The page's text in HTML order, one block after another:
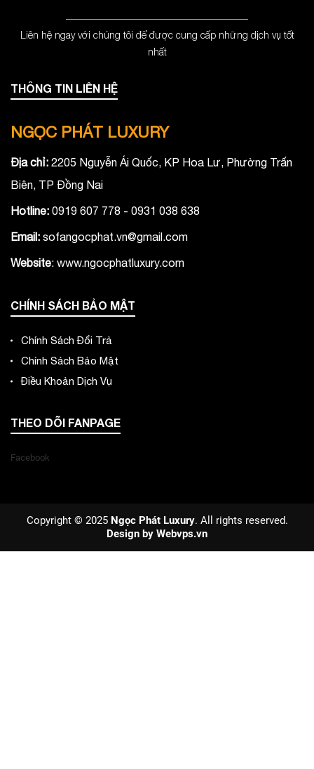
Liên hệ ngay với chúng tôi để được cung cấp những dịch vụ tốt
nhất
THÔNG TIN LIÊN HỆ
NGỌC PHÁT LUXURY
Địa chỉ: 2205 Nguyễn Ái Quốc, KP Hoa Lư, Phường Trấn
Biên, TP Đồng Nai
Hotline: 0919 607 778 - 0931 038 638
Email: sofangocphat.vn@gmail.com
Website: www.ngocphatluxury.com
CHÍNH SÁCH BẢO MẬT
Chính Sách Đổi Trả
Chính Sách Bảo Mật
Điều Khoản Dịch Vụ
THEO DÕI FANPAGE
Facebook
Copyright © 2025 Ngọc Phát Luxury. All rights reserved.
Design by Webvps.vn